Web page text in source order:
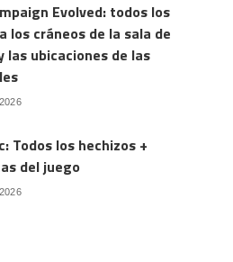
Evolved: todos los
los cráneos de la sala de
las ubicaciones de las
Todos los hechizos +
del juego